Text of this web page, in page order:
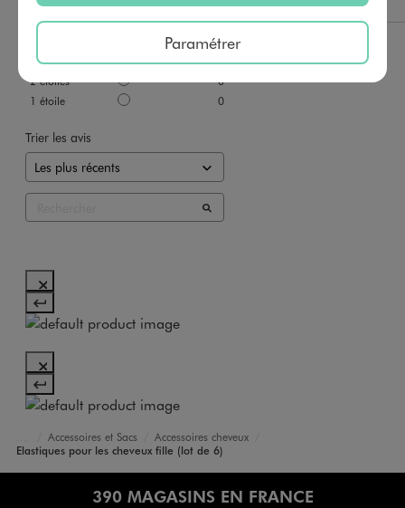
5étoiles
1
0
3étoiles
0
2étoiles
0
1 étoile 0
Trier les avis
Accueil
Fille
Accessoires et Sacs
Accessoires cheveux
Elastiques pour les cheveux fille (lot de 6)
390 MAGASINS EN FRANCE
Paramétrer